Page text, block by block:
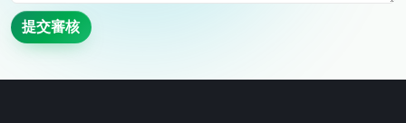
提交審核